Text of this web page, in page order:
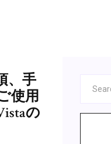
、手
使用
の